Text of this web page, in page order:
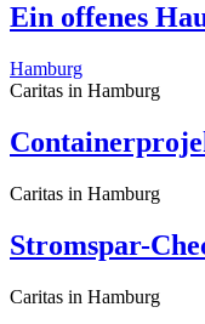
Ein offenes
Hamburg
Caritas in Hamburg
Caritas in Hamburg
Stromspar-
Caritas in Hamburg